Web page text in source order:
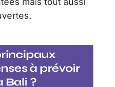
à prévoir
Bali ?